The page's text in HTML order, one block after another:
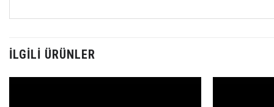
İLGILI ÜRÜNLER